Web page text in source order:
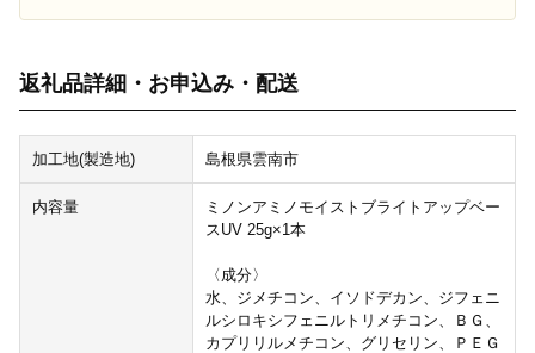
返礼品詳細・お申込み・配送
加工地(製造地) 島根県雲南市
内容量
ミノンアミノモイストブライトアップベー
スUV 25g×1本
〈成分〉
水、ジメチコン、イソドデカン、ジフェニ
ルシロキシフェニルトリメチコン、ＢＧ、
カプリリルメチコン、グリセリン、ＰＥＧ